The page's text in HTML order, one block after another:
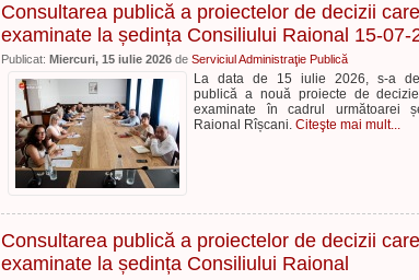
Consultarea publică a proiectelor de decizii
examinate la ședința Consiliului Raional 15-07-
Publicat: Miercuri, 15 iulie 2026 de Serviciul Administraţie Publică
La data de 15 iulie 2026, s-a
publică a nouă proiecte de
examinate în cadrul următoarei
Raional Rîșcani. Citeşte mai mult...
Consultarea publică a proiectelor de decizii
examinate la ședința Consiliului Raional